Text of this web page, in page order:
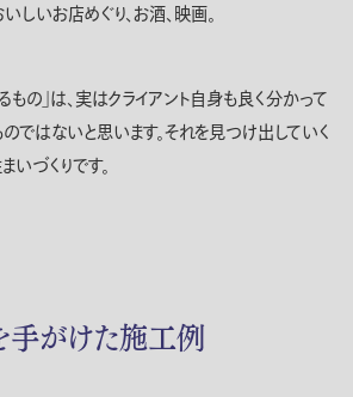
しいお店めぐり、お酒、映画。
もの」は、実はクライアント自身も良く分かって
ではないと思います。それを見つけ出していく
いづくりです。
手がけた施工例